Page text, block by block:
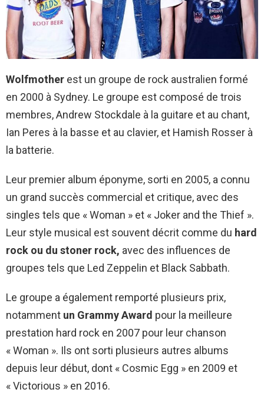
Wolfmother est un groupe de rock australien formé
en 2000 à Sydney. Le groupe est composé de trois
membres, Andrew Stockdale à la guitare et au chant,
Ian Peres à la basse et au clavier, et Hamish Rosser à
la batterie.
Leur premier album éponyme, sorti en 2005, a connu
un grand succès commercial et critique, avec des
singles tels que « Woman » et « Joker and the Thief ».
Leur style musical est souvent décrit comme du hard
rock ou du stoner rock, avec des influences de
groupes tels que Led Zeppelin et Black Sabbath.
Le groupe a également remporté plusieurs prix,
notamment un Grammy Award pour la meilleure
prestation hard rock en 2007 pour leur chanson
« Woman ». Ils ont sorti plusieurs autres albums
depuis leur début, dont « Cosmic Egg » en 2009 et
« Victorious » en 2016.